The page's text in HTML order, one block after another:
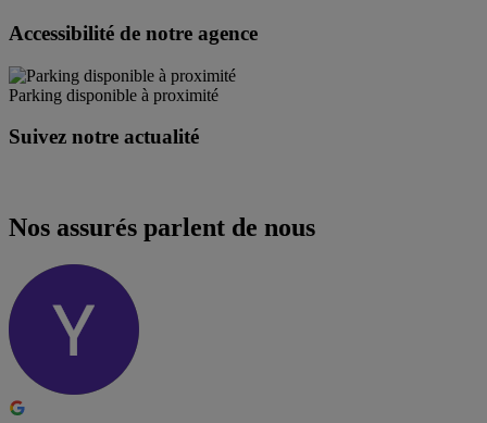
Accessibilité de notre agence
Parking disponible à proximité
Suivez notre actualité
Nos assurés parlent de nous